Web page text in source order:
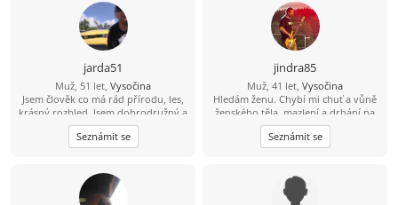
jarda51
Muž, 51 let, Vysočina
Jsem člověk co má rád přírodu, les,
krásný rozhled. Jsem dobrodružný a
mám rád nové věci. Hledám k sobě
ženu na vztah.
Seznámit se
jindra85
Muž, 41 let, Vysočina
Hledám ženu. Chybí mi chuť a vůně
ženského těla, mazlení a drbání na
zádech.. ;-) Zajdeme na kávu a
uvidíme, jestli přeskočí jiskra?
Seznámit se